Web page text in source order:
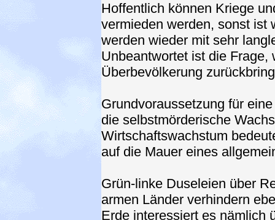
Hoffentlich können Kriege
vermieden werden, sonst ist
werden wieder mit sehr
Unbeantwortet ist die
Überbevölkerung
Grundvoraussetzung für
die selbstmörderische
Wirtschaftswachstum
auf die Mauer eines
Grün-linke Duseleien über
armen Länder verhindern
Erde interessiert es nämlich